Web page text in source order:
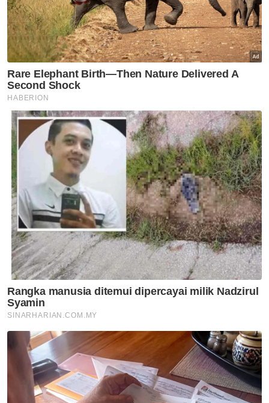
Hukum
Berdosakah jika tidak halalkan
orang tidak bayar hutang?
Suami isteri bercerai tinggal
bersama
Hukum
Apakah hukum minta sedekah,
infak daripada orang ramai?